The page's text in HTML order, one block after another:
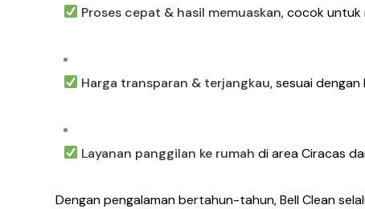
Proses cepat & hasil memuaskan, cocok untuk
Harga transparan & terjangkau, sesuai
Layanan panggilan ke rumah di area Ciracas
Dengan pengalaman bertahun-tahun, Bell Clean